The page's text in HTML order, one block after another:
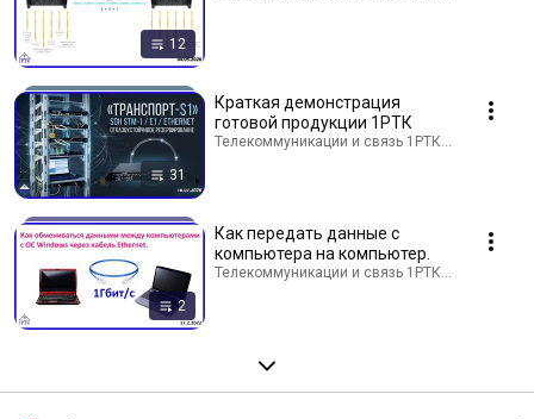
12
31
Краткая демонстрация
готовой продукции 1РТК
Телекоммуникации и связь 1РТК · Playlist
2
Как передать данные с
компьютера на компьютер.
Телекоммуникации и связь 1РТК · Playlist